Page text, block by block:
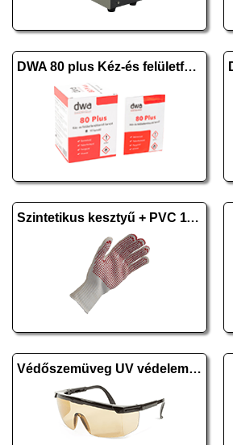
DWA 80 plus Kéz-és felületfertőtlenítő kendő 10 db
Szintetikus kesztyű + PVC 11/XXL 10 pár
Védőszemüveg UV védelemmel szemüvegeseknek